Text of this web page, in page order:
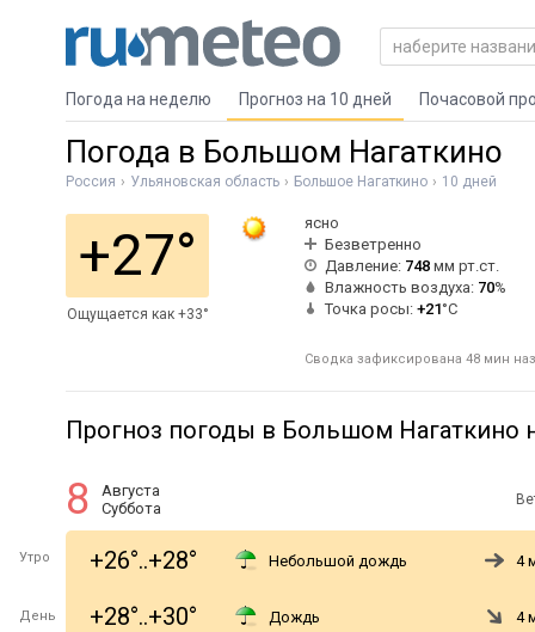
Погода на неделю Прогноз на 10 дней Почасовой
Погода в Большом Нагаткино
Россия Ульяновская область Большое Нагаткино 10 дней
+27°
Ощущается как +33°
ясно
Безветренно
Давление: 748 мм рт.ст.
Влажность воздуха: 70%
Точка росы: +21°C
Сводка зафиксирована 48 мин
Прогноз погоды в Большом Нагаткино
8
Августа
Суббота
Утро +26°..+28° Небольшой дождь 4
День +28°..+30° Дождь 4